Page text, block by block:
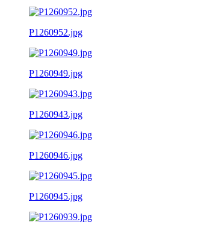
P1260952.jpg
P1260949.jpg
P1260943.jpg
P1260946.jpg
P1260945.jpg